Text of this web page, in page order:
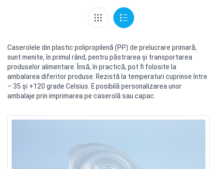
Caserolele din plastic polipropilenă (PP) de prelucrare primară,
sunt menite, în primul rând, pentru păstrarea şi transportarea
produselor alimentare. Însă, în practică, pot fi folosite la
ambalarea diferitor produse. Rezistă la temperaturi cuprinse între
– 35 şi +120 grade Celsius. E posibilă personalizarea unor
ambalaje prin imprimarea pe caserolă sau capac.